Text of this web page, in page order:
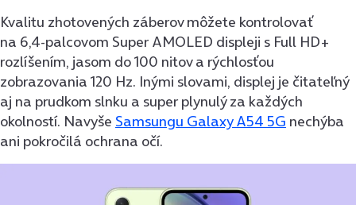
Kvalitu zhotovených záberov môžete kontrolovať
na 6,4-palcovom Super AMOLED displeji s Full HD+
rozlíšením, jasom do 100 nitov a rýchlosťou
zobrazovania 120 Hz. Inými slovami, displej je čitateľný
aj na prudkom slnku a super plynulý za každých
okolností. Navyše Samsungu Galaxy A54 5G nechýba
ani pokročilá ochrana očí.